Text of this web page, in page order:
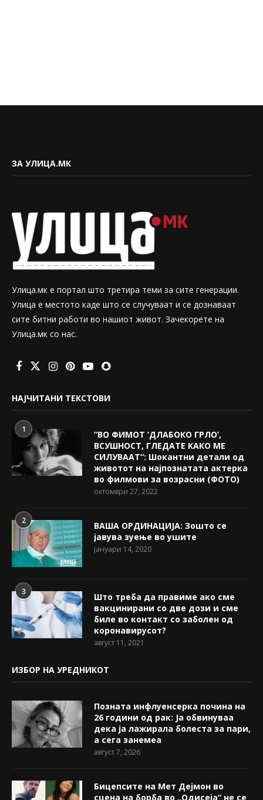
ЗА УЛИЦА.МК
Улица.мк е портал што третира теми за сите генерации.
Улица е местото каде што се случуваат и се дознаваат
сите битни работи во нашиот живот. Зачекорете на
Улица.мк со нас.
НАЈЧИТАНИ ТЕКСТОВИ
1
“ВО ФИМОТ ‘ДЛАБОКО ГРЛО’,
ВСУШНОСТ, ГЛЕДАТЕ КАКО МЕ
СИЛУВААТ“: Шокантни детали од
животот на најпознатата актерка
во филмови за возрасни (ФОТО)
октомври 27, 2022
2
ВАША ОРДИНАЦИЈА: Зошто се
јавува зуење во ушите
јануари 14, 2020
3
Што треба да правиме ако сме
вакцинирани со две дози и сме
биле во контакт со заболен од
коронавирусот?
август 11, 2021
ИЗБОР НА УРЕДНИКОТ
Позната инфлуенсерка почина на
26 години од рак: Ја обвинуваа
дека ја лажирала болеста за пари,
а сега занемеа
август 7, 2026
Бицепсите на Мет Дејмон во
сцена на борба во „Одисеја“ не се